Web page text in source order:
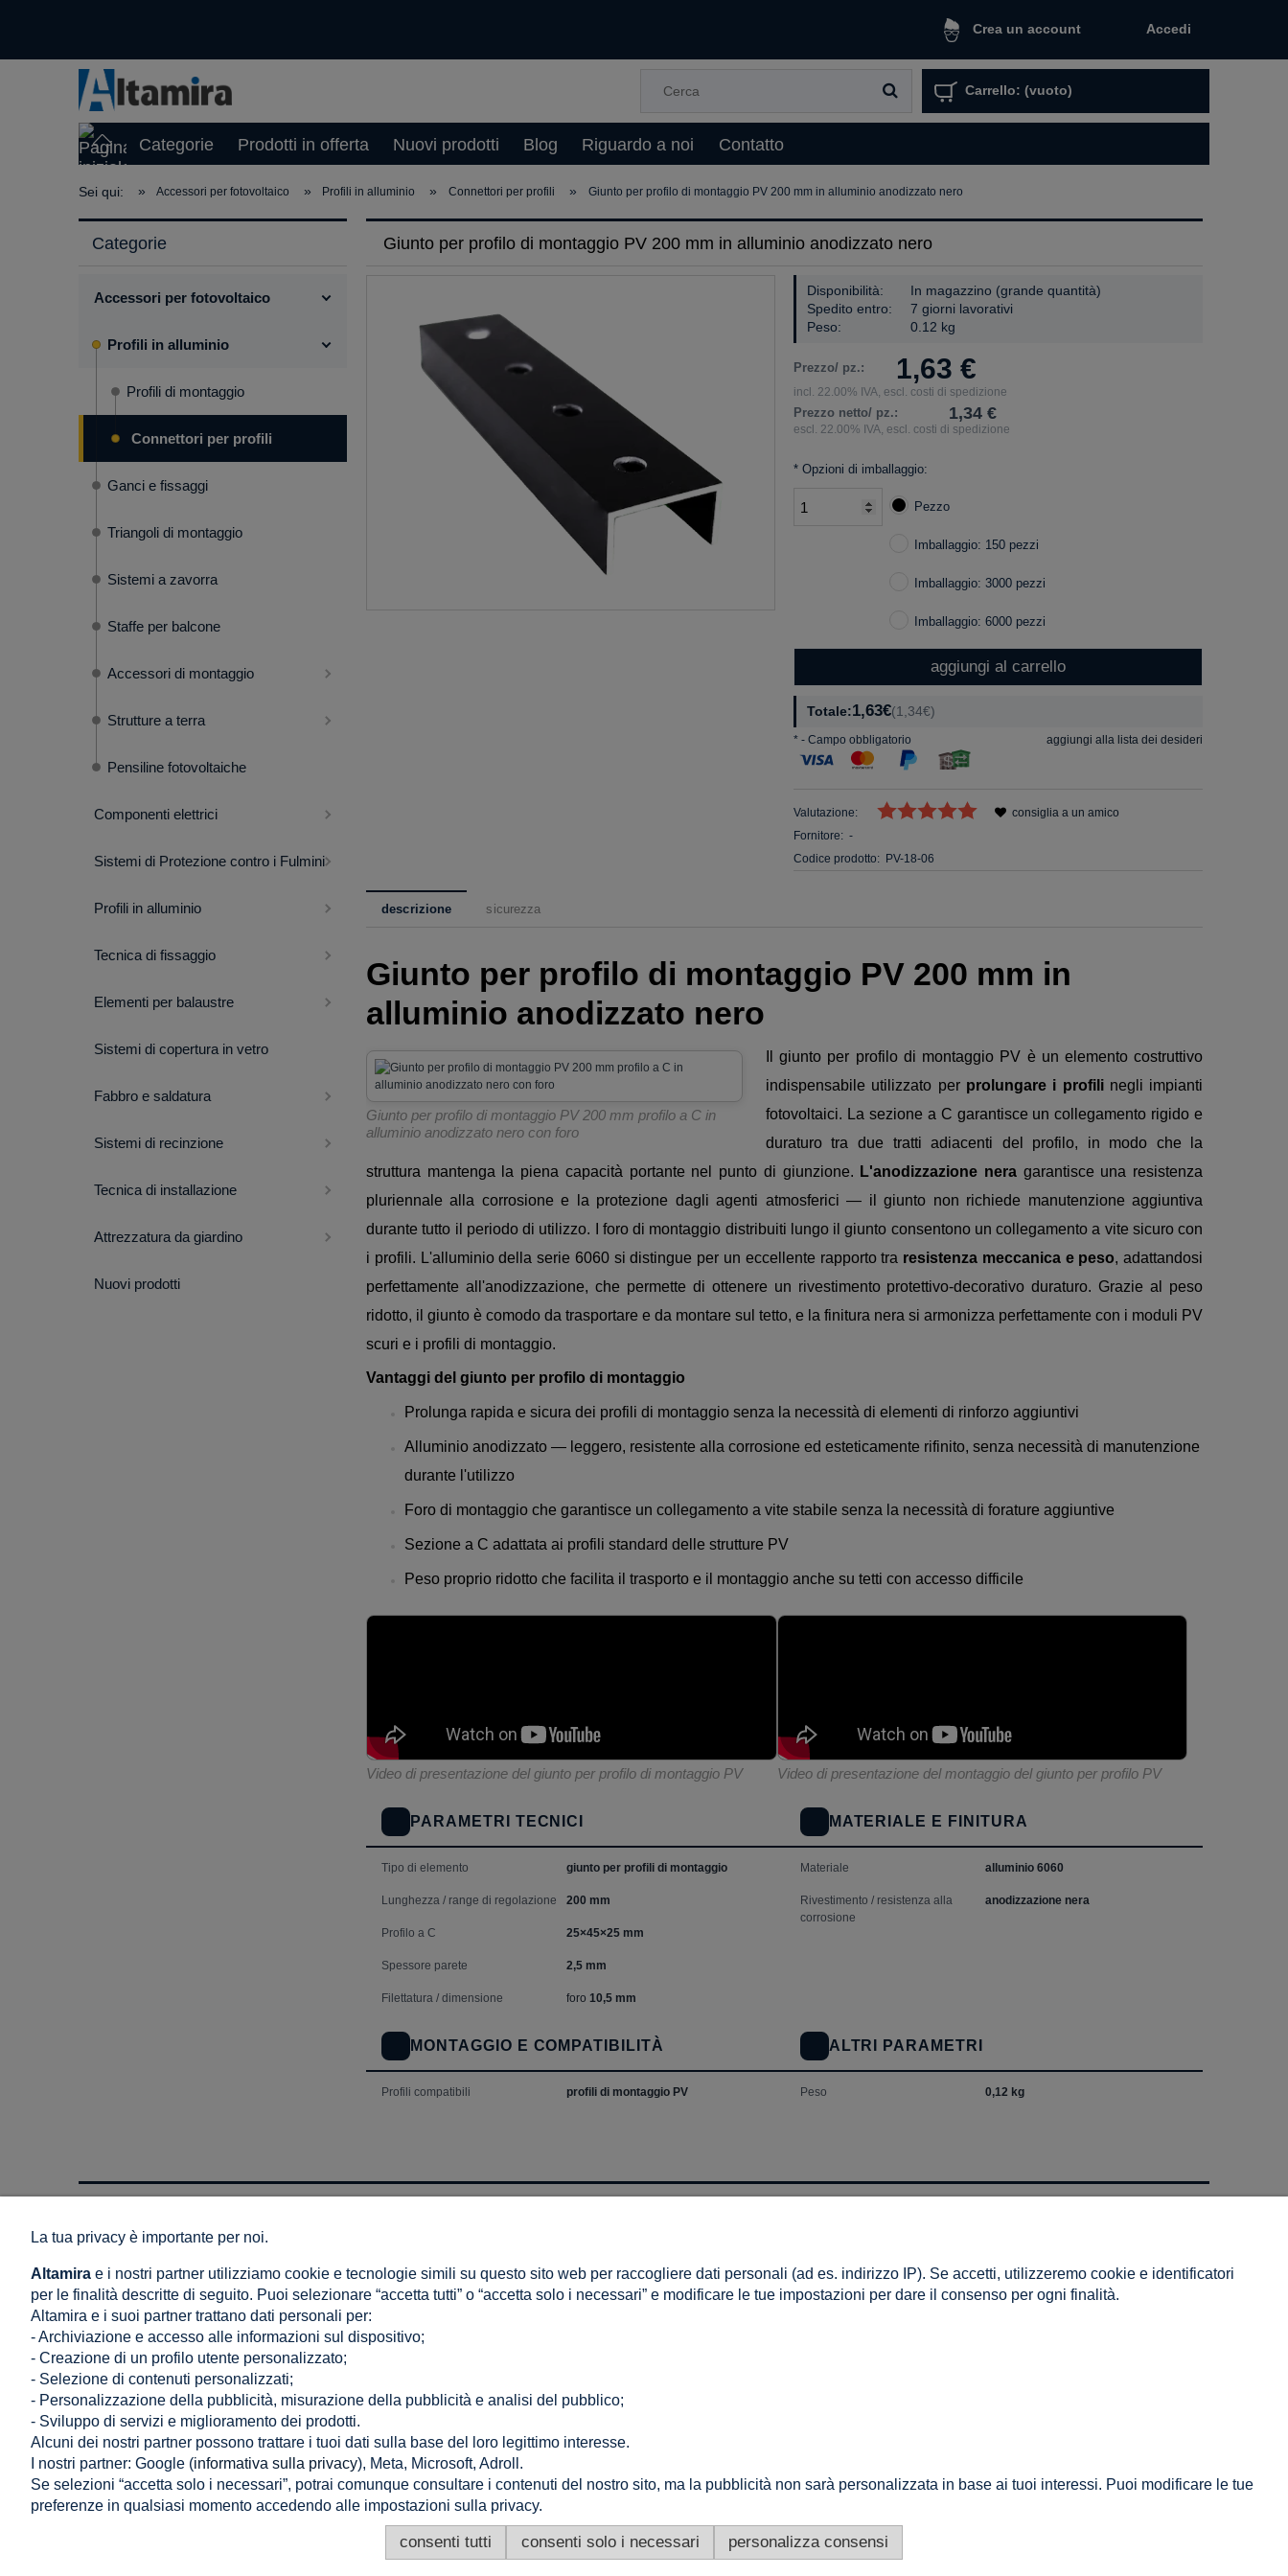
Crea un account Accedi
Carrello: (vuoto)
Categorie Prodotti in offerta Nuovi prodotti Blog Riguardo a noi Contatto
Sei qui: » Accessori per fotovoltaico » Profili in alluminio » Connettori per profili » Giunto per profilo di montaggio PV 200 mm in alluminio anodizzato nero
Categorie
Accessori per fotovoltaico
Profili in alluminio
Profili di montaggio
Connettori per profili
Ganci e fissaggi
Triangoli di montaggio
Sistemi a zavorra
Staffe per balcone
Accessori di montaggio
Strutture a terra
Pensiline fotovoltaiche
Componenti elettrici
Sistemi di Protezione contro i Fulmini
Profili in alluminio
Tecnica di fissaggio
Elementi per balaustre
Sistemi di copertura in vetro
Fabbro e saldatura
Sistemi di recinzione
Tecnica di installazione
Attrezzatura da giardino
Nuovi prodotti
Giunto per profilo di montaggio PV 200 mm in alluminio anodizzato nero
Disponibilità:
In magazzino (grande quantità)
Spedito entro:
7 giorni lavorativi
Peso:
0.12 kg
Prezzo/ pz.: 1,63 €
incl. 22.00% IVA, escl. costi di spedizione
Prezzo netto/ pz.: 1,34 €
escl. 22.00% IVA, escl. costi di spedizione
*Opzioni di imballaggio:
Pezzo
Imballaggio: 150 pezzi
Imballaggio: 3000 pezzi
Imballaggio: 6000 pezzi
aggiungi al carrello
Totale:1,63€(1,34€)
aggiungi alla lista dei desideri
*- Campo obbligatorio
Valutazione:
Fornitore: -
Codice prodotto: PV-18-06
consiglia a un amico
descrizione sicurezza
Giunto per profilo di montaggio PV 200 mm in
alluminio anodizzato nero
Giunto per profilo di montaggio PV 200 mm profilo a C in
alluminio anodizzato nero con foro
Il giunto per profilo di montaggio PV è un elemento costruttivo
indispensabile utilizzato per prolungare i profilinegli impianti
fotovoltaici. La sezione a C garantisce un collegamento rigido e
duraturo tra due tratti adiacenti del profilo, in modo che la
struttura mantenga la piena capacità portante nel punto di giunzione. L'anodizzazione nera garantisce una resistenza
pluriennale alla corrosione e la protezione dagli agenti atmosferici — il giunto non richiede manutenzione aggiuntiva
durante tutto il periodo di utilizzo. I foro di montaggio distribuiti lungo il giunto consentono un collegamento a vite sicuro con
i profili. L'alluminio della serie 6060 si distingue per un eccellente rapporto tra resistenza meccanica e peso, adattandosi
perfettamente all'anodizzazione, che permette di ottenere un rivestimento protettivo-decorativo duraturo. Grazie al peso
ridotto, il giunto è comodo da trasportare e da montare sul tetto, e la finitura nera si armonizza perfettamente con i moduli PV
scuri e i profili di montaggio.
Vantaggi del giunto per profilo di montaggio
Prolunga rapida e sicura dei profili di montaggio senza la necessità di elementi di rinforzo aggiuntivi
Alluminio anodizzato — leggero, resistente alla corrosione ed esteticamente rifinito, senza necessità di manutenzione
durante l'utilizzo
Foro di montaggio che garantisce un collegamento a vite stabile senza la necessità di forature aggiuntive
Sezione a C adattata ai profili standard delle strutture PV
Peso proprio ridotto che facilita il trasporto e il montaggio anche su tetti con accesso difficile
Video di presentazione del giunto per profilo di montaggio PV Video di presentazione del montaggio del giunto per profilo PV
PARAMETRI TECNICI
Tipo di elemento giunto per profili di montaggio
Lunghezza / range di regolazione 200 mm
Profilo a C 25×45×25 mm
Spessore parete 2,5 mm
Filettatura / dimensione foro 10,5 mm
MATERIALE E FINITURA
Materiale alluminio 6060
Rivestimento / resistenza alla
corrosione
anodizzazione nera
MONTAGGIO E COMPATIBILITÀ
Profili compatibili profili di montaggio PV
ALTRI PARAMETRI
Peso 0,12 kg
Politica dei commenti
Consegna: Prezzo e tempi
Modalità di pagamento
Reclami e restituzioni
Domande frequenti
Impostazioni cookie
I miei ordini Contatto
CONTATTO
Budowlanych 6/51, 95-040 Koluszki, Polonia
+48 605 999 036
Servizio clienti: Lun–Ven 8:00–16:00
La tua privacy è importante per noi.
Altamira e i nostri partner utilizziamo cookie e tecnologie simili su questo sito web per raccogliere dati personali (ad es. indirizzo IP). Se accetti, utilizzeremo cookie e identificatori
per le finalità descritte di seguito. Puoi selezionare “accetta tutti” o “accetta solo i necessari” e modificare le tue impostazioni per dare il consenso per ogni finalità.
Altamira e i suoi partner trattano dati personali per:
- Archiviazione e accesso alle informazioni sul dispositivo;
- Creazione di un profilo utente personalizzato;
- Selezione di contenuti personalizzati;
- Personalizzazione della pubblicità, misurazione della pubblicità e analisi del pubblico;
- Sviluppo di servizi e miglioramento dei prodotti.
Alcuni dei nostri partner possono trattare i tuoi dati sulla base del loro legittimo interesse.
I nostri partner: Google (informativa sulla privacy), Meta, Microsoft, Adroll.
Se selezioni “accetta solo i necessari”, potrai comunque consultare i contenuti del nostro sito, ma la pubblicità non sarà personalizzata in base ai tuoi interessi. Puoi modificare le tue
preferenze in qualsiasi momento accedendo alle impostazioni sulla privacy.
consenti solo i necessari personalizza consensi
consenti tutti